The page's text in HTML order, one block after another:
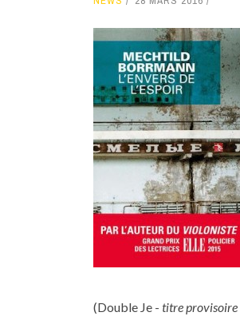
(Double Je - titre provisoire